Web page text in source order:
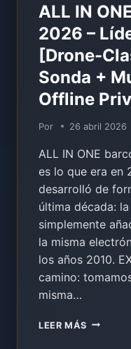
ALL IN
2026 –
[Drone-
Sonda +
Offline
Por 26 abril 2026
ALL IN ONE
es lo que era en
desarrolló de
última década:
simplemente
la misma
los años 2010.
camino:
misma…
LEER MÁS ALL